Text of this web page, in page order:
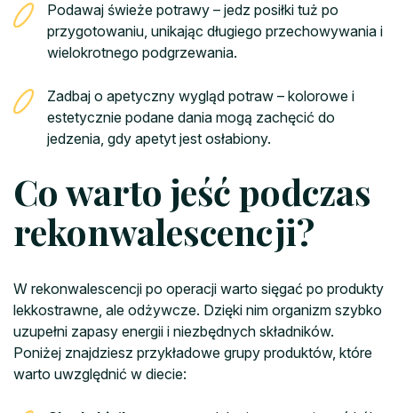
Podawaj świeże potrawy – jedz posiłki tuż po
przygotowaniu, unikając długiego przechowywania i
wielokrotnego podgrzewania.
Zadbaj o apetyczny wygląd potraw – kolorowe i
estetycznie podane dania mogą zachęcić do
jedzenia, gdy apetyt jest osłabiony.
Co warto jeść podczas
rekonwalescencji?
W rekonwalescencji po operacji warto sięgać po produkty
lekkostrawne, ale odżywcze. Dzięki nim organizm szybko
uzupełni zapasy energii i niezbędnych składników.
Poniżej znajdziesz przykładowe grupy produktów, które
warto uwzględnić w diecie: